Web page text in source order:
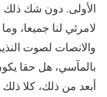
الأولى. دون شك ذلك
لامرئي لنا جميعا،
والانصات لصوت
بالمآسي، هل حقا
أبعد من ذلك، كلا ذلك